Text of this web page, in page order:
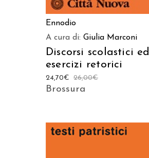
Ennodio
A cura di: Giulia Marconi
Discorsi scolastici ed
esercizi retorici
26,00€
24,70€
Brossura